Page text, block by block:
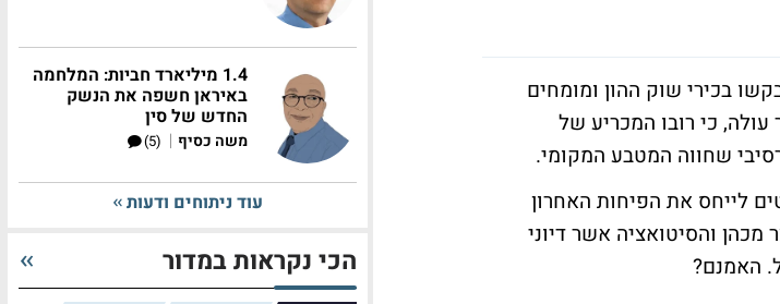
בכירי שוק ההון ומומחים
מעיון בתוצאות הסקר עולה, כי רובו המכריע של
שחווה המטבע המקומי.
לייחס את הפיחות האחרון
והסיטואציה אשר דיוני
האמנם?
1.4 מיליארד חביות: המלחמה
באיראן חשפה את הנשק
החדש של סין
משה כסיף |
(5)
עוד ניתוחים ודעות
הכי נקראות במדור